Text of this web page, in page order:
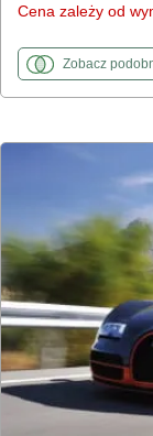
Cena zależy od
Zobacz